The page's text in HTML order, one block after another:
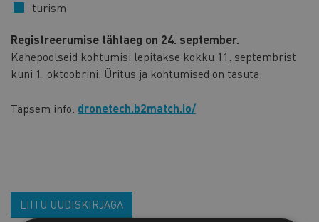
turism
Registreerumise tähtaeg on 24. september.
Kahepoolseid kohtumisi lepitakse kokku 11. septembrist
kuni 1. oktoobrini. Üritus ja kohtumised on tasuta.
Täpsem info: dronetech.b2match.io/
LIITU UUDISKIRJAGA